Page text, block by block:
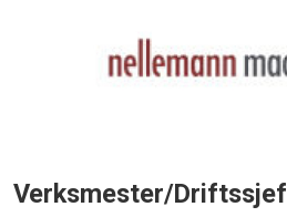
Verksmester/Driftssjef